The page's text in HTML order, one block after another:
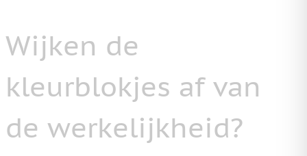
Wijken de
kleurblokjes af van
de werkelijkheid?